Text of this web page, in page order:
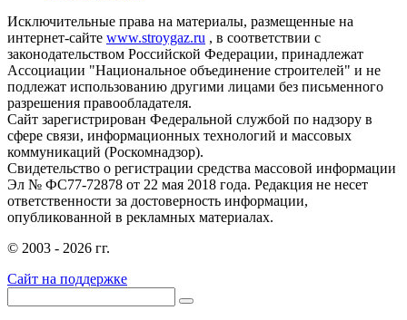
Исключительные права на материалы, размещенные на
интернет-сайте www.stroygaz.ru , в соответствии с
законодательством Российской Федерации, принадлежат
Ассоциации "Национальное объединение строителей" и не
подлежат использованию другими лицами без письменного
разрешения правообладателя.
Сайт зарегистрирован Федеральной службой по надзору в
сфере связи, информационных технологий и массовых
коммуникаций (Роскомнадзор).
Свидетельство о регистрации средства массовой информации
Эл № ФС77-72878 от 22 мая 2018 года. Редакция не несет
ответственности за достоверность информации,
опубликованной в рекламных материалах.
© 2003 - 2026 гг.
Сайт на поддержке